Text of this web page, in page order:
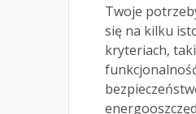
Twoje
się na kilku
kryteriach,